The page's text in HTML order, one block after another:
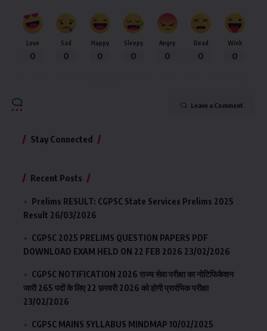
Love
0
Sad
0
Happy
0
Sleepy
0
Angry
0
Dead
0
Wink
0
Leave a Comment
Stay Connected
Recent Posts
Prelims RESULT: CGPSC State Services Prelims 2025
Result 26/03/2026
CGPSC 2025 PRELIMS QUESTION PAPERS PDF
DOWNLOAD EXAM HELD ON 22 FEB 2026 23/02/2026
CGPSC NOTIFICATION 2026 राज्य सेवा परीक्षा का नोटिफिकेशन
जारी 265 पदों के लिए 22 फ़रवरी 2026 को होगी प्रारंभिक परीक्षा
23/02/2026
CGPSC MAINS SYLLABUS MINDMAP 10/02/2025